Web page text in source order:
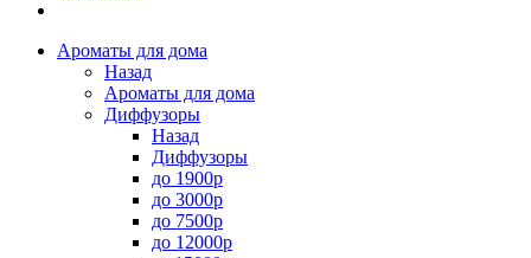
Ароматы для дома
Назад
Ароматы для дома
Диффузоры
Назад
Диффузоры
до 1900р
до 3000р
до 7500р
до 12000р